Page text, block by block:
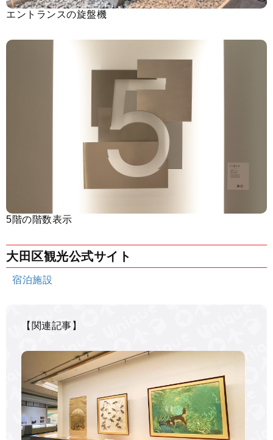
エントランスの旋盤機
5階の階数表示
大田区観光公式サイト
宿泊施設
【関連記事】